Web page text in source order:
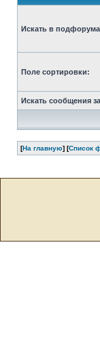
Искать в
Поле сортировки:
Искать сообщения
[На главную] [Список